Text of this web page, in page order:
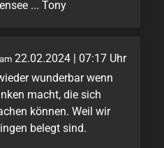
... Tony
22.02.2024 | 07:17 Uhr
wunderbar wenn
macht, die sich
können. Weil wir
belegt sind.